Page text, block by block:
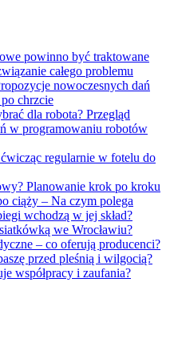
powinno być traktowane
całego problemu
nowoczesnych dań
chrzcie
dla robota? Przegląd
w programowaniu robotów
regularnie w fotelu do
Planowanie krok po kroku
ciąży – Na czym polega
wchodzą w jej skład?
we Wrocławiu?
– co oferują producenci?
przed pleśnią i wilgocią?
współpracy i zaufania?